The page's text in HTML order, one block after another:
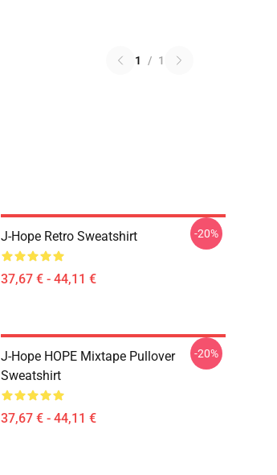
1 / 1
J-Hope Retro Sweatshirt
37,67 € - 44,11 €
-20%
J-Hope HOPE Mixtape Pullover
Sweatshirt
37,67 € - 44,11 €
-20%